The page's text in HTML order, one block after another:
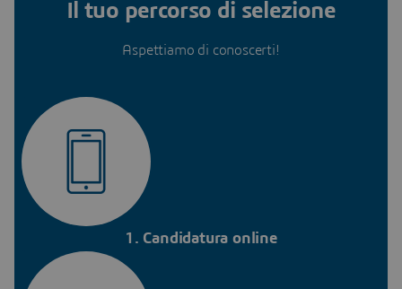
Il tuo percorso di selezione
Aspettiamo di conoscerti!
1. Candidatura online